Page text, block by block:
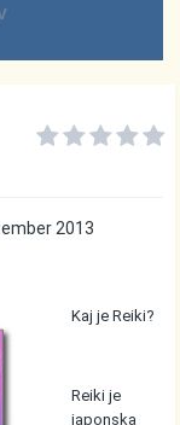
2013
Kaj je Reiki?
Reiki je
japonska